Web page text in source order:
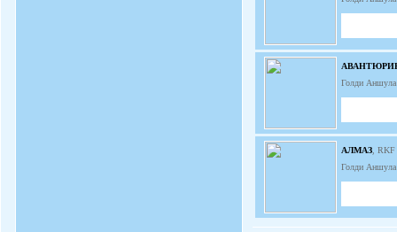
Голди
АЛМАЗ ,
Голди